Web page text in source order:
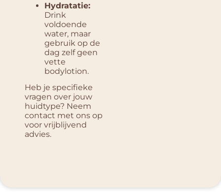
Hydratatie:
Drink
voldoende
water, maar
gebruik op de
dag zelf geen
vette
bodylotion.
Heb je specifieke
vragen over jouw
huidtype? Neem
contact met ons op
voor vrijblijvend
advies.